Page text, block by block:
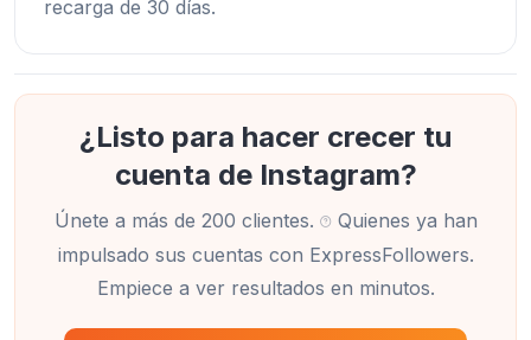
recarga de 30 días.
¿Listo para hacer crecer tu
cuenta de Instagram?
Únete a más de 200 clientes.
Quienes ya han
impulsado sus cuentas con ExpressFollowers.
Empiece a ver resultados en minutos.